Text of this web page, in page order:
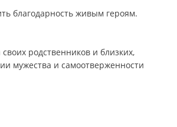
благодарность живым героям.
родственников и близких,
мужества и самоотверженности